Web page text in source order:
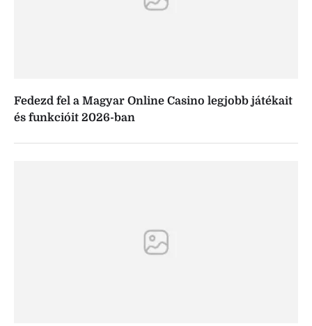
Fedezd fel a Magyar Online Casino legjobb játékait
és funkcióit 2026-ban